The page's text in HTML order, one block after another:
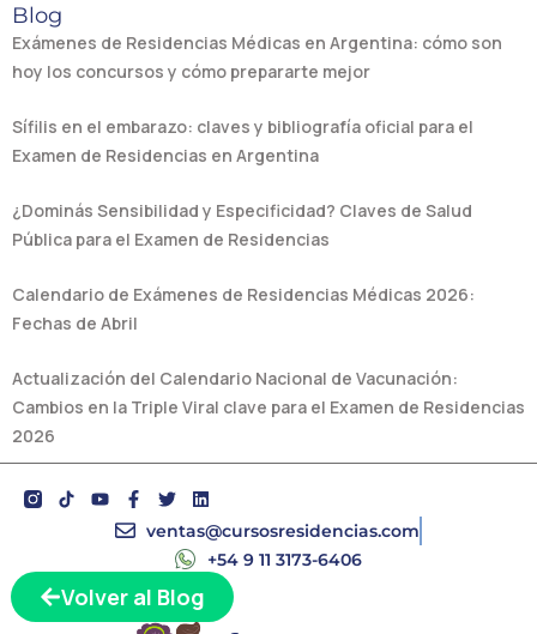
Volver al Blog
Blog
Exámenes de Residencias Médicas en Argentina: cómo son
hoy los concursos y cómo prepararte mejor
Sífilis en el embarazo: claves y bibliografía oficial para el
Examen de Residencias en Argentina
¿Dominás Sensibilidad y Especificidad? Claves de Salud
Pública para el Examen de Residencias
Calendario de Exámenes de Residencias Médicas 2026:
Fechas de Abril
Actualización del Calendario Nacional de Vacunación:
Cambios en la Triple Viral clave para el Examen de Residencias
2026
Y
o
u
e
F
a
c
b
o
k
T
w
i
t
e
r
L
i
n
e
i
n
ventas@cursosresidencias.com
+54 9 11 3173-6406